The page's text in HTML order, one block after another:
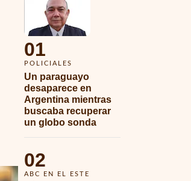
01
POLICIALES
Un paraguayo
desaparece en
Argentina mientras
buscaba recuperar
un globo sonda
02
ABC EN EL ESTE